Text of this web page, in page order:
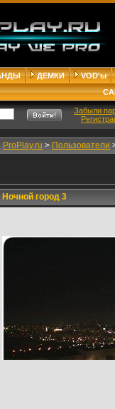
ДЕМКИ
VOD'ы
Забыли
ProPlay.ru > Пользователи
город 3